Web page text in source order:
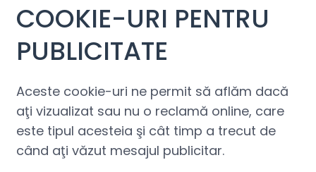
COOKIE-URI PENTRU
PUBLICITATE
Aceste cookie-uri ne permit să aflăm dacă
aţi vizualizat sau nu o reclamă online, care
este tipul acesteia şi cât timp a trecut de
când aţi văzut mesajul publicitar.